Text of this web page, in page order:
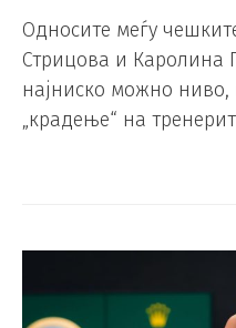
Односите меѓу
Стрицова и
најниско можно
„крадење“ на